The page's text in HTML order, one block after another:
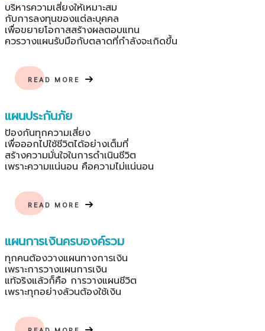
บริหารความเสี่ยงให้เหมาะสม
กับการลงทุนของแต่ละบุคคล
เพื่อขยายโอกาสสร้างผลตอบแทน
ควรวางแผนรับมือกับตลาดที่กำลังจะเกิดขึ้น
READ MORE
แผนประกันภัย
ป้องกันทุกความเสี่ยง
เพื่อออกไปใช้ชีวิตได้อย่างเต็มที่
สร้างความมั่นใจในการดำเนินชีวิต
เพราะความแน่นอน คือความไม่แน่นอน
READ MORE
แผนการเงินครบองค์รวม
ทุกคนต้องวางแผนทางการเงิน
เพราะการวางแผนการเงิน
แท้จริงแล้วก็คือ การวางแผนชีวิต
เพราะทุกอย่างล้วนต้องใช้เงิน